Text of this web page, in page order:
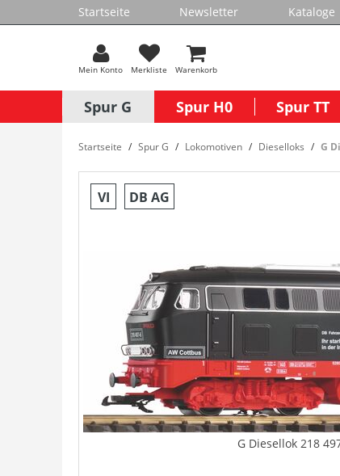
Startseite Newsletter Kataloge
Mein Konto Merkliste Warenkorb
Spur G Spur H0 Spur TT
Startseite Spur G Lokomotiven Dieselloks G
VI DB AG
G Diesellok 218